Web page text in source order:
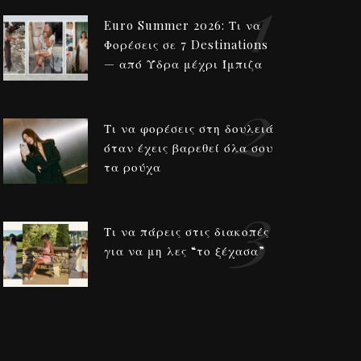
Euro Summer 2026: Τι να
Φορέσεις σε 7 Destinations
— από Ύδρα μέχρι Ίμπιζα
1
Τι να φορέσεις στη δουλειά
όταν έχεις βαρεθεί όλα σου
τα ρούχα
2
Τι να πάρεις στις διακοπές
για να μη λες “το ξέχασα”
3